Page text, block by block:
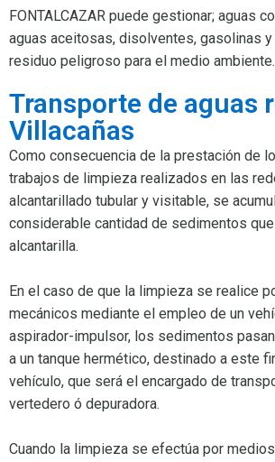
FONTALCAZAR puede gestionar; aguas
aguas aceitosas, disolventes, gasolinas
residuo peligroso para el medio ambiente.
Transporte de aguas
Villacañas
Como consecuencia de la prestación de
trabajos de limpieza realizados en las
alcantarillado tubular y visitable, se
considerable cantidad de sedimentos
alcantarilla.
En el caso de que la limpieza se realice
mecánicos mediante el empleo de un
aspirador-impulsor, los sedimentos
a un tanque hermético, destinado a este
vehículo, que será el encargado de
vertedero ó depuradora.
Cuando la limpieza se efectúa por